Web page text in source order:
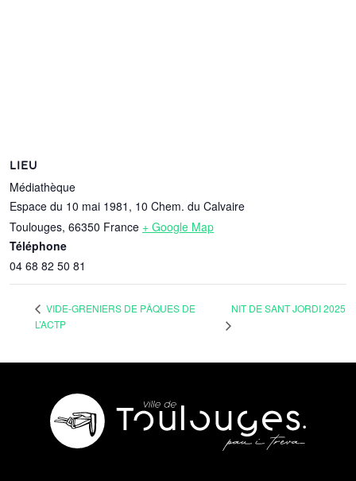
LIEU
Médiathèque
Espace du 10 mai 1981, 10 Chem. du Calvaire
Toulouges, 66350 France + Google Map
Téléphone
04 68 82 50 81
VIDE-GRENIERS DE PÂQUES DE
L’ACTP
NIT DE SANT JORDI 2025